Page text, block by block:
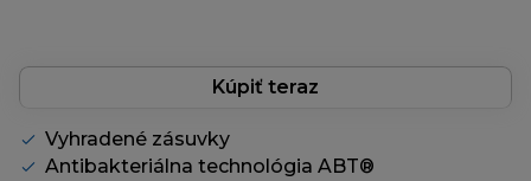
Kúpiť teraz
Vyhradené zásuvky
Antibakteriálna technológia ABT®